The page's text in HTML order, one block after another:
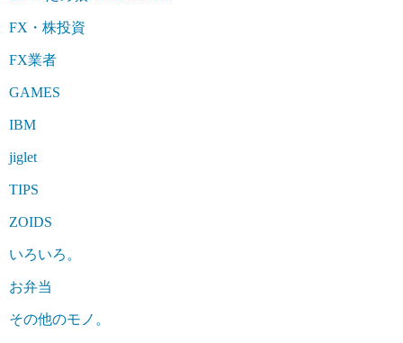
FX・株投資
FX業者
GAMES
IBM
jiglet
TIPS
ZOIDS
いろいろ。
お弁当
その他のモノ。